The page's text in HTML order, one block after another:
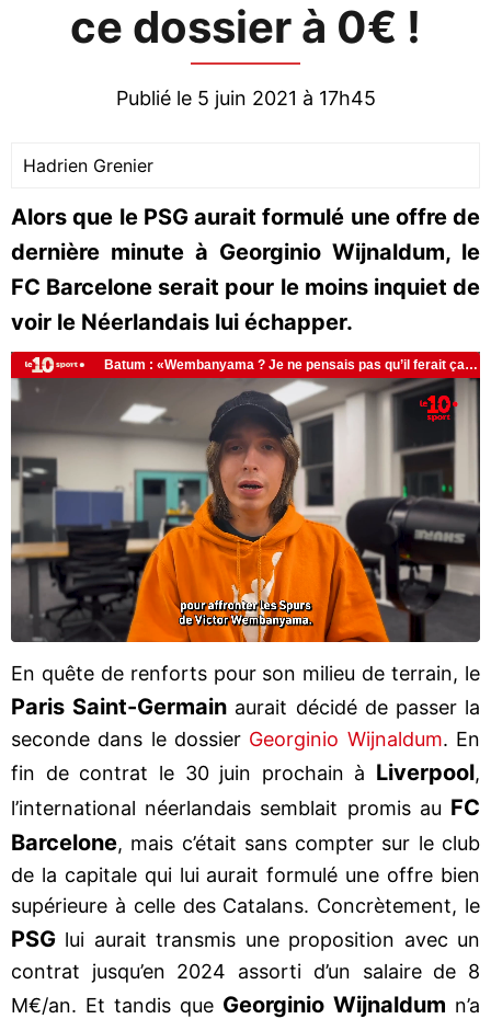
ce dossier à 0€ !
Publié le 5 juin 2021 à 17h45
Hadrien Grenier
Alors que le PSG aurait formulé une offre de
dernière minute à Georginio Wijnaldum, le
FC Barcelone serait pour le moins inquiet de
voir le Néerlandais lui échapper.
En quête de renforts pour son milieu de terrain, le
Paris Saint-Germain aurait décidé de passer la
seconde dans le dossier Georginio Wijnaldum. En
fin de contrat le 30 juin prochain à Liverpool,
l’international néerlandais semblait promis au FC
Barcelone, mais c’était sans compter sur le club
de la capitale qui lui aurait formulé une offre bien
supérieure à celle des Catalans. Concrètement, le
PSG lui aurait transmis une proposition avec un
contrat jusqu’en 2024 assorti d’un salaire de 8
M€/an. Et tandis que Georginio Wijnaldum n’a